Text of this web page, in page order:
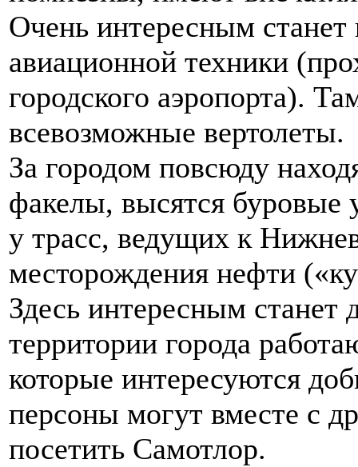
Очень интересным
авиационной техники
городского аэропорта).
всевозможные вертолеты.
За городом повсюду
факелы, высятся буровые
у трасс, ведущих к
месторождения нефти
Здесь интересным станет
территории города
которые интересуются
персоны могут вместе с
посетить Самотлор.